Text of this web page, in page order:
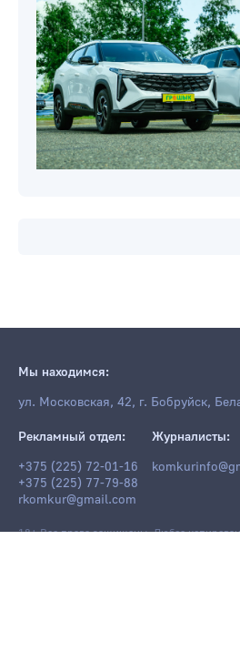
Мы находимся:
ул. Московская, 42, г. Бобруйск,
Рекламный отдел:
+375 (225) 72-01-16
+375 (225) 77-79-88
rkomkur@gmail.com
Журналисты:
18+ Все права защищены. Любое